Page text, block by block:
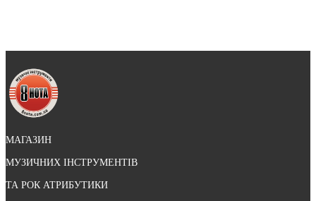
МАГАЗИН
МУЗИЧНИХ ІНСТРУМЕНТІВ
ТА РОК АТРИБУТИКИ